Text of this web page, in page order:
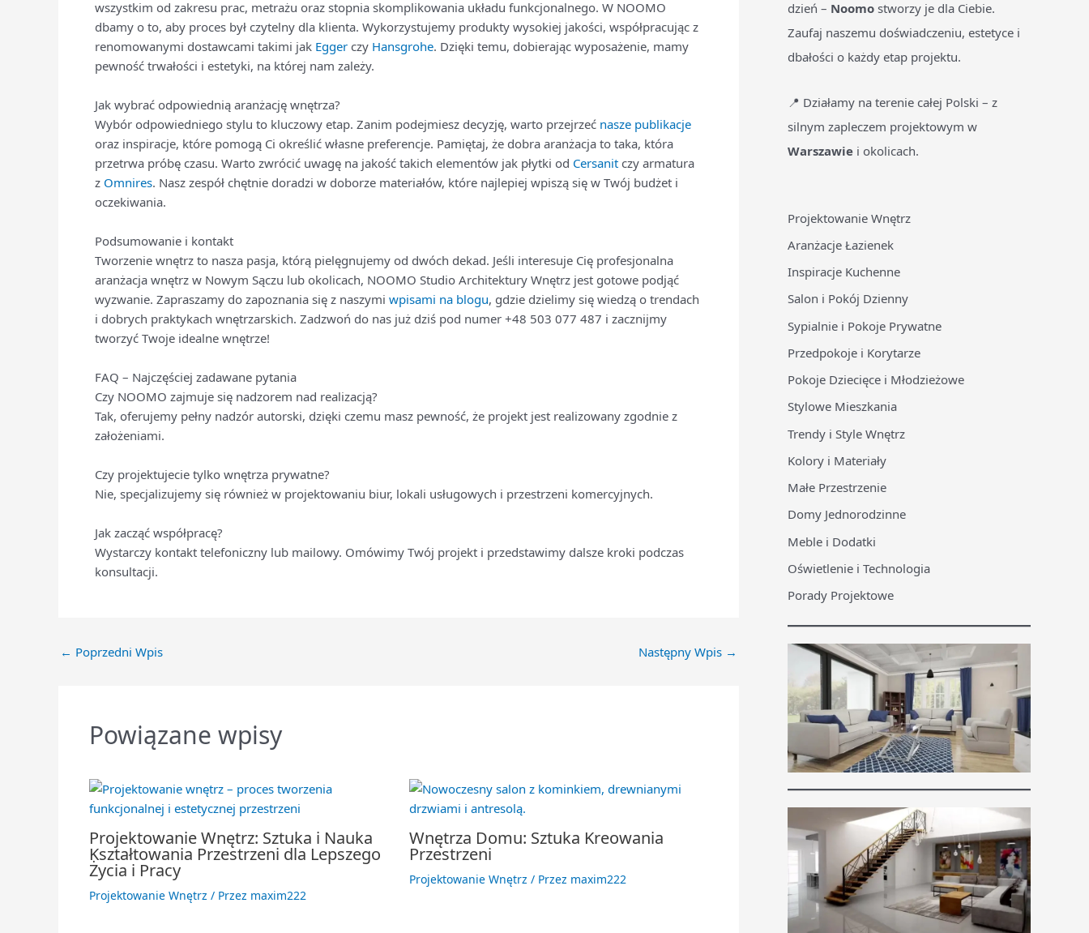
wszystkim od zakresu prac, metrażu oraz stopnia skomplikowania układu funkcjonalnego. W NOOMO
dbamy o to, aby proces był czytelny dla klienta. Wykorzystujemy produkty wysokiej jakości, współpracując z
renomowanymi dostawcami takimi jak Egger czy Hansgrohe. Dzięki temu, dobierając wyposażenie, mamy
pewność trwałości i estetyki, na której nam zależy.
Jak wybrać odpowiednią aranżację wnętrza?
Wybór odpowiedniego stylu to kluczowy etap. Zanim podejmiesz decyzję, warto przejrzeć nasze publikacje
oraz inspiracje, które pomogą Ci określić własne preferencje. Pamiętaj, że dobra aranżacja to taka, która
przetrwa próbę czasu. Warto zwrócić uwagę na jakość takich elementów jak płytki od Cersanit czy armatura
z Omnires. Nasz zespół chętnie doradzi w doborze materiałów, które najlepiej wpiszą się w Twój budżet i
oczekiwania.
Podsumowanie i kontakt
Tworzenie wnętrz to nasza pasja, którą pielęgnujemy od dwóch dekad. Jeśli interesuje Cię profesjonalna
aranżacja wnętrz w Nowym Sączu lub okolicach, NOOMO Studio Architektury Wnętrz jest gotowe podjąć
wyzwanie. Zapraszamy do zapoznania się z naszymi wpisami na blogu, gdzie dzielimy się wiedzą o trendach
i dobrych praktykach wnętrzarskich. Zadzwoń do nas już dziś pod numer +48 503 077 487 i zacznijmy
tworzyć Twoje idealne wnętrze!
FAQ – Najczęściej zadawane pytania
Czy NOOMO zajmuje się nadzorem nad realizacją?
Tak, oferujemy pełny nadzór autorski, dzięki czemu masz pewność, że projekt jest realizowany zgodnie z
założeniami.
Czy projektujecie tylko wnętrza prywatne?
Nie, specjalizujemy się również w projektowaniu biur, lokali usługowych i przestrzeni komercyjnych.
Jak zacząć współpracę?
Wystarczy kontakt telefoniczny lub mailowy. Omówimy Twój projekt i przedstawimy dalsze kroki podczas
konsultacji.
← Poprzedni Wpis Następny Wpis →
Powiązane wpisy
Projektowanie Wnętrz: Sztuka i Nauka
Kształtowania Przestrzeni dla Lepszego
Życia i Pracy
Projektowanie Wnętrz / Przez maxim222
Wnętrza Domu: Sztuka Kreowania
Przestrzeni
Projektowanie Wnętrz / Przez maxim222
dzień – Noomo stworzy je dla Ciebie.
Zaufaj naszemu doświadczeniu, estetyce i
dbałości o każdy etap projektu.
📍 Działamy na terenie całej Polski – z
silnym zapleczem projektowym w
Warszawie i okolicach.
Projektowanie Wnętrz
Aranżacje Łazienek
Inspiracje Kuchenne
Salon i Pokój Dzienny
Sypialnie i Pokoje Prywatne
Przedpokoje i Korytarze
Pokoje Dziecięce i Młodzieżowe
Stylowe Mieszkania
Trendy i Style Wnętrz
Kolory i Materiały
Małe Przestrzenie
Domy Jednorodzinne
Meble i Dodatki
Oświetlenie i Technologia
Porady Projektowe